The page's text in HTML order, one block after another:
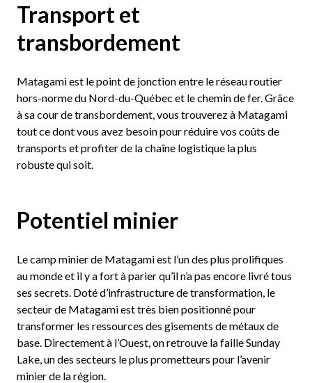
Transport et
transbordement
Matagami est le point de jonction entre le réseau routier
hors-norme du Nord-du-Québec et le chemin de fer. Grâce
à sa cour de transbordement, vous trouverez à Matagami
tout ce dont vous avez besoin pour réduire vos coûts de
transports et profiter de la chaîne logistique la plus
robuste qui soit.
Potentiel minier
Le camp minier de Matagami est l’un des plus prolifiques
au monde et il y a fort à parier qu’il n’a pas encore livré tous
ses secrets. Doté d’infrastructure de transformation, le
secteur de Matagami est très bien positionné pour
transformer les ressources des gisements de métaux de
base. Directement à l’Ouest, on retrouve la faille Sunday
Lake, un des secteurs le plus prometteurs pour l’avenir
minier de la région.